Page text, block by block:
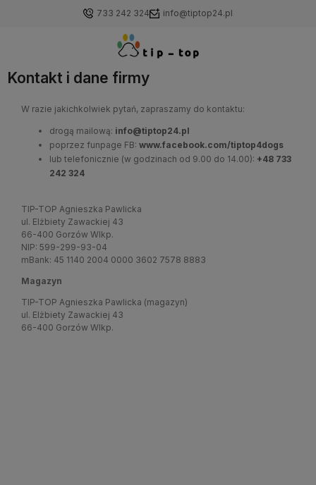
733 242 324 info@tiptop24.pl
Kontakt i dane firmy
W razie jakichkolwiek pytań, zapraszamy do kontaktu:
drogą mailową: info@tiptop24.pl
poprzez funpage FB: www.facebook.com/tiptop4dogs
lub telefonicznie (w godzinach od 9.00 do 14.00): +48 733
242 324
TIP-TOP Agnieszka Pawlicka
ul. Elżbiety Zawackiej 43
66-400 Gorzów Wlkp.
NIP: 599-299-93-04
mBank: 45 1140 2004 0000 3602 7578 8883
Magazyn
TIP-TOP Agnieszka Pawlicka (magazyn)
ul. Elżbiety Zawackiej 43
66-400 Gorzów Wlkp.